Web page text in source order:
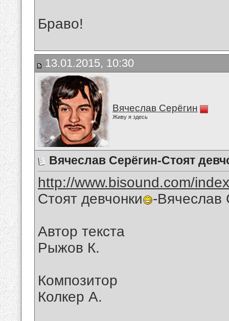
Браво!
13.01.2015, 10:30
Вячеслав Серёгин
Живу я здесь
Вячеслав Серёгин-Стоят
http://www.bisound.com/
Стоят девчонки
-Вячеслав
Автор текста
Рыжов К.
Композитор
Колкер А.